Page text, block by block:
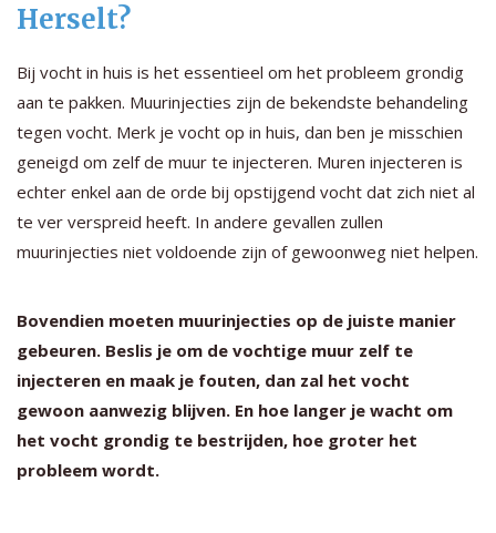
Herselt?
Bij vocht in huis is het essentieel om het probleem grondig
aan te pakken. Muurinjecties zijn de bekendste behandeling
tegen vocht. Merk je vocht op in huis, dan ben je misschien
geneigd om zelf de muur te injecteren. Muren injecteren is
echter enkel aan de orde bij opstijgend vocht dat zich niet al
te ver verspreid heeft. In andere gevallen zullen
muurinjecties niet voldoende zijn of gewoonweg niet helpen.
Bovendien moeten muurinjecties op de juiste manier
gebeuren. Beslis je om de vochtige muur zelf te
injecteren en maak je fouten, dan zal het vocht
gewoon aanwezig blijven. En hoe langer je wacht om
het vocht grondig te bestrijden, hoe groter het
probleem wordt.